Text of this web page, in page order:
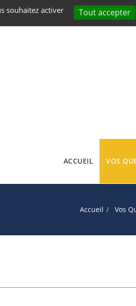
ACCUEIL VOS
Accueil Vos
souhaitez activer Tout accepter